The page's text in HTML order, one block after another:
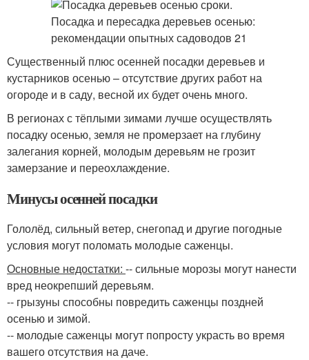
Существенный плюс осенней посадки деревьев и
кустарников осенью – отсутствие других работ на
огороде и в саду, весной их будет очень много.
В регионах с тёплыми зимами лучше осуществлять
посадку осенью, земля не промерзает на глубину
залегания корней, молодым деревьям не грозит
замерзание и переохлаждение.
Минусы осенней посадки
Гололёд, сильный ветер, снегопад и другие погодные
условия могут поломать молодые саженцы.
Основные недостатки: -- сильные морозы могут нанести
вред неокрепший деревьям.
-- грызуны способны повредить саженцы поздней
осенью и зимой.
-- молодые саженцы могут попросту украсть во время
вашего отсутствия на даче.